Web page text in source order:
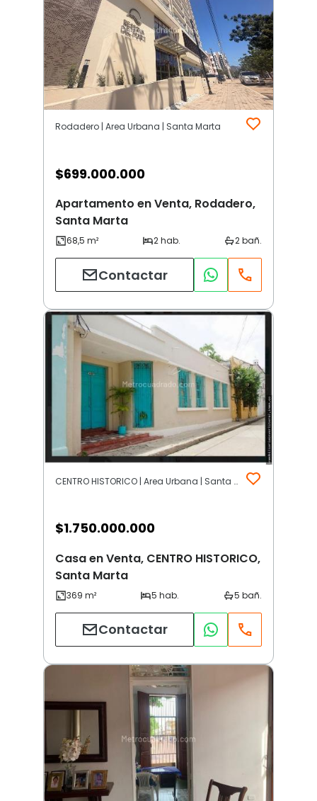
Rodadero | Area Urbana | Santa Marta
$699.000.000
Apartamento en Venta, Rodadero,
Santa Marta
Contactar
CENTRO HISTORICO | Area Urbana | Santa Marta
$1.750.000.000
Casa en Venta, CENTRO HISTORICO,
Santa Marta
Contactar